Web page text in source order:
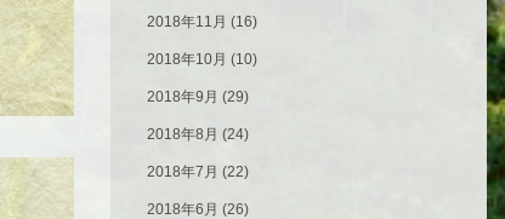
2018年11月 (16)
2018年10月 (10)
2018年9月 (29)
2018年8月 (24)
2018年7月 (22)
2018年6月 (26)